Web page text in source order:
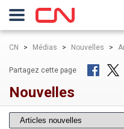
CN > Médias > Nouvelles >
Partagez cette page
Nouvelles